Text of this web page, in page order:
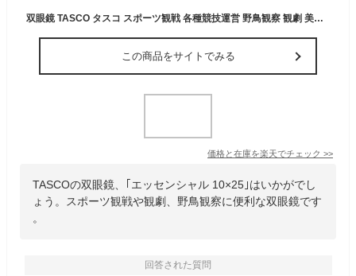
双眼鏡 TASCO タスコ スポーツ観戦 各種競技運営 野鳥観察 観劇 美術鑑賞 観光 エッセンシャル10x25 4580313185343(代引不可)【送料無料】
この商品をサイトでみる
価格と在庫を楽天でチェック >>
TASCOの双眼鏡、｢エッセンシャル 10×25｣はいかがでし
ょう。スポーツ観戦や観劇、野鳥観察に便利な双眼鏡です
。
回答された質問